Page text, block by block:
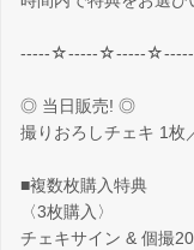
-----☆-----☆-----
◎ 当日販売! ◎
撮りおろしチェキ 1枚
■複数枚購入特典
〈3枚購入〉
チェキサイン & 個撮